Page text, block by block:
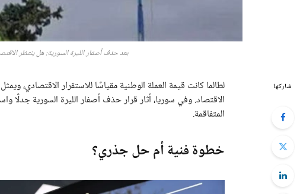
بعد حذف أصفار الليرة السورية: هل ينتظر
شاركها
لطالما كانت قيمة العملة الوطنية مقياسًا للاستقرار
الاقتصاد. وفي سوريا، أثار قرار حذف أصفار الليرة السورية
المتفاقمة.
خطوة فنية أم حل جذري؟